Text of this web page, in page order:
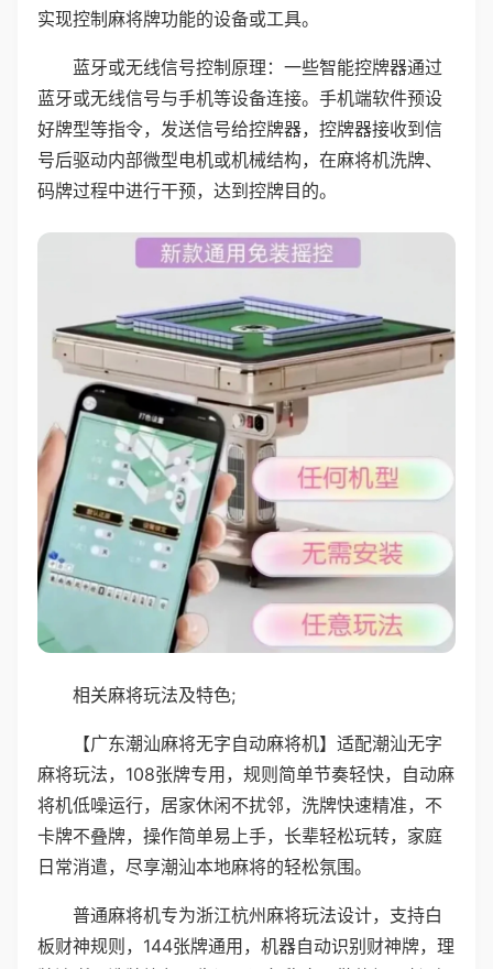
实现控制麻将牌功能的设备或工具。
蓝牙或无线信号控制原理：一些智能控牌器通过
蓝牙或无线信号与手机等设备连接。手机端软件预设
好牌型等指令，发送信号给控牌器，控牌器接收到信
号后驱动内部微型电机或机械结构，在麻将机洗牌、
码牌过程中进行干预，达到控牌目的。
相关麻将玩法及特色;
【广东潮汕麻将无字自动麻将机】适配潮汕无字
麻将玩法，108张牌专用，规则简单节奏轻快，自动麻
将机低噪运行，居家休闲不扰邻，洗牌快速精准，不
卡牌不叠牌，操作简单易上手，长辈轻松玩转，家庭
日常消遣，尽享潮汕本地麻将的轻松氛围。
普通麻将机专为浙江杭州麻将玩法设计，支持白
板财神规则，144张牌通用，机器自动识别财神牌，理